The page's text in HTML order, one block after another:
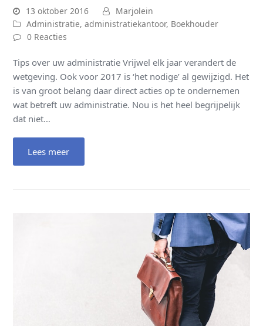
13 oktober 2016
Marjolein
Administratie,administratiekantoor, Boekhouder
0 Reacties
Tips over uw administratie Vrijwel elk jaar verandert de
wetgeving. Ook voor 2017 is ‘het nodige’ al gewijzigd. Het
is van groot belang daar direct acties op te ondernemen
wat betreft uw administratie. Nou is het heel begrijpelijk
dat niet…
Lees meer